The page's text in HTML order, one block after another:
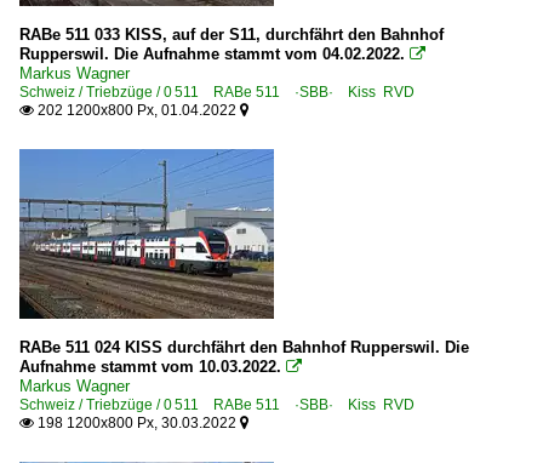
RABe 511 033 KISS, auf der S11, durchfährt den Bahnhof
Rupperswil. Die Aufnahme stammt vom 04.02.2022. 
Markus Wagner
Schweiz / Triebzüge / 0 511 RABe 511 ·SBB· Kiss RVD
 202 1200x800 Px, 01.04.2022 
RABe 511 024 KISS durchfährt den Bahnhof Rupperswil. Die
Aufnahme stammt vom 10.03.2022. 
Markus Wagner
Schweiz / Triebzüge / 0 511 RABe 511 ·SBB· Kiss RVD
 198 1200x800 Px, 30.03.2022 